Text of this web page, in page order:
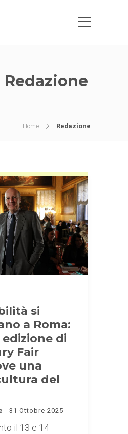
Redazione
Home Redazione
si
a Roma:
edizione di
Fair
una
del
31 Ottobre 2025
il 13 e 14